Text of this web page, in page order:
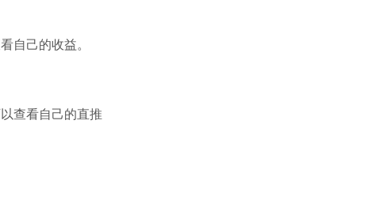
自己的收益。
查看自己的直推